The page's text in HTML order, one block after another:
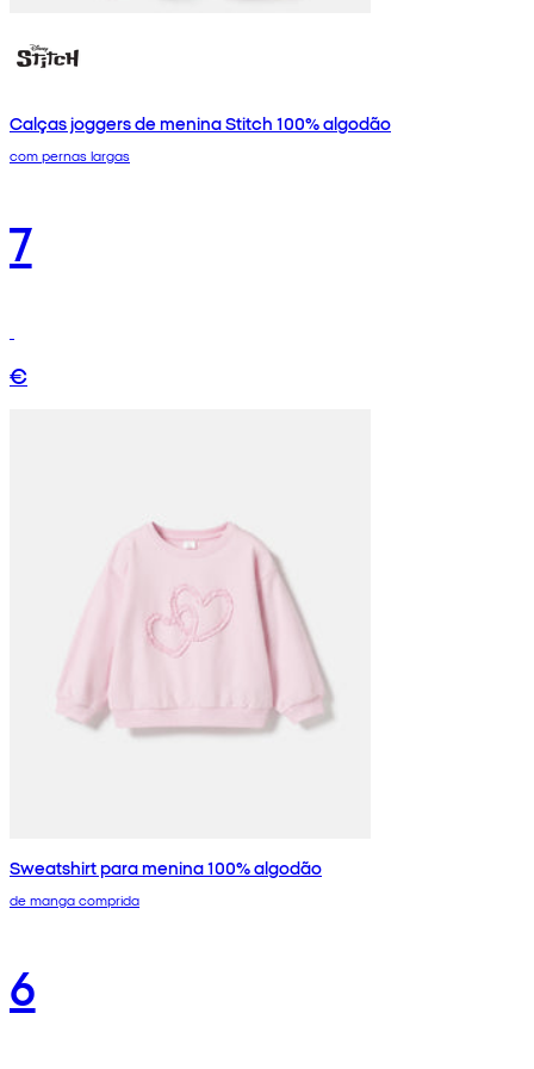
Calças joggers de menina Stitch 100% algodão
com pernas largas
7
€
Sweatshirt para menina 100% algodão
de manga comprida
6